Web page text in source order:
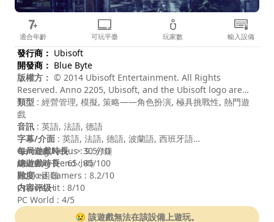
適合年齡 可玩平臺 玩家數 輸入設備
發行商： Ubisoft
開發商： Blue Byte
版權方： © 2014 Ubisoft Entertainment. All Rights
Reserved. Anno 2205, Ubisoft, and the Ubisoft logo are
trademarks of Ubisoft Entertainment in the US and/or
other countries. Anno, Blue Byte, and the Blue Byte logo
are trademarks of Ubisoft GmbH in the US and/or other
countries.
類型 : 經營管理, 模擬, 策略——角色扮演, 極具挑戰性, 熱門遊
戲
音訊 : 英語, 法語, 德語
字幕/介面 : 英語, 法語, 德語, 波蘭語, 西班牙語
每局遊戲時長: > 30 分鐘
總遊戲時長: 65小時
難度: 困難
内容评级:
Gaming Nexus : 9.5/10
Gaming Trend : 85/100
Hooked Gamers : 8.2/10
Critical Hit : 8/10
PC World : 4/5
😢 該遊戲無法在該設備上遊玩。